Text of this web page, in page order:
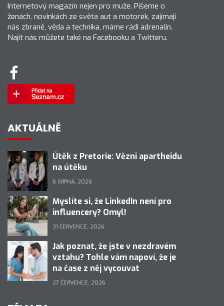
Internetový magazín nejen pro muže. Píšeme o
ženách, novinkách ze světa aut a motorek, zajímají
nás zbraně, věda a technika, máme rádi adrenalin.
Najít nás můžete také na Facebooku a Twitteru.
AKTUÁLNĚ
Útěk z Pretorie: Vězni apartheidu
na útěku
6 SRPNA, 2026
Myslíte si, že LinkedIn není pro
influencery? Omyl!
31 ČERVENCE, 2026
Jak poznat, že jste v nezdravém
vztahu? Tohle vám napoví, že je
na čase z něj vycouvat
27 ČERVENCE, 2026